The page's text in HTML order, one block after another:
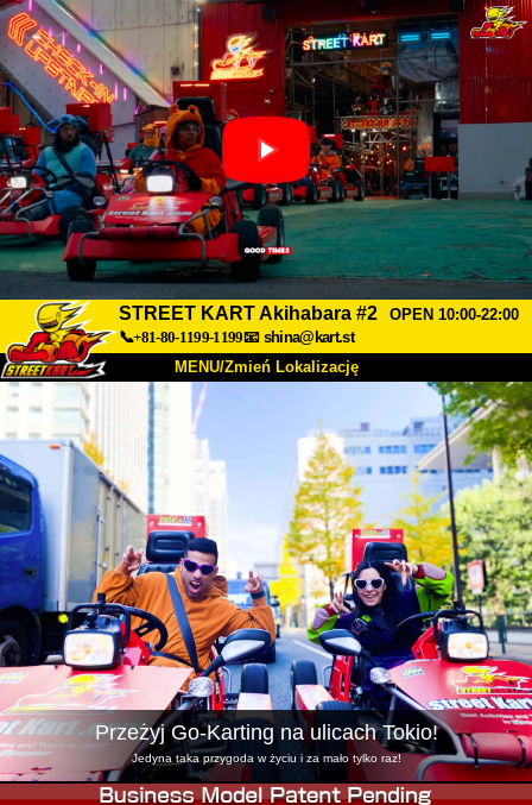
STREET KART Akihabara #2
OPEN 10:00-22:00
📞+81-80-1199-1199📧 shina@kart.st
MENU/Zmień Lokalizację
O nas Specyfikacja Cena
Dojazd FAQ
Firma Rezerwacja
Zmień Lokalizację
Tokyo Shinagawa Tokyo Akihabara#1
Tokyo Akihabara#2 Tokyo Shibuya
Tokyo Shibuya Annex Tokyo Bay
Tokyo Asakusa Osaka
Okinawa
Przeżyj Go-Karting na ulicach Tokio!
Jedyna taka przygoda w życiu i za mało tylko raz!